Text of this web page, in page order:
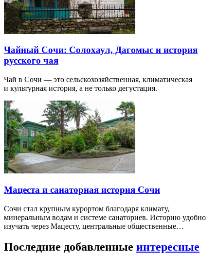
Чайный Сочи: Солохаул, Дагомыс и история
русского чая
Чай в Сочи — это сельскохозяйственная, климатическая
и культурная история, а не только дегустация.
Мацеста и санаторная история Сочи
Сочи стал крупным курортом благодаря климату,
минеральным водам и системе санаториев. Историю удобно
изучать через Мацесту, центральные общественные…
Последние добавленные интересные